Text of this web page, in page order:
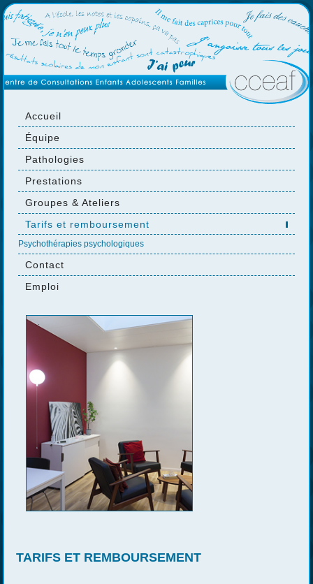
Accueil
Équipe
Pathologies
Prestations
Groupes & Ateliers
Tarifs et remboursement
Psychothérapies psychologiques
Contact
Emploi
TARIFS ET REMBOURSEMENT